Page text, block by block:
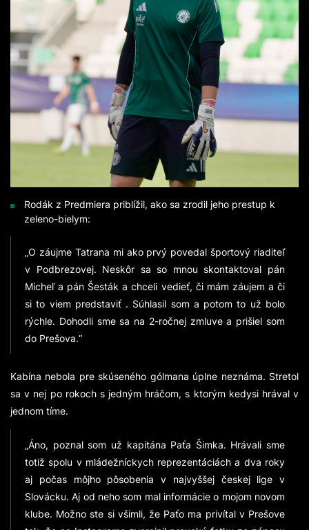
Rodák z Predmiera priblížil, ako sa zrodil jeho prestup k
zeleno-bielym:
„O záujme Tatrana mi ako prvý povedal športový riaditeľ
v Podbrezovej. Neskôr sa so mnou skontaktoval pán
Micheľ a pán Šesták a chceli vedieť, či mám záujem a či
si to viem predstaviť . Súhlasil som a potom to už bolo
rýchle. Dohodli sme sa na 2-ročnej zmluve a prišiel som
do Prešova.“
Kabína nebola pre skúseného gólmana úplne neznáma. Stretol
sa v nej po rokoch s jedným hráčom, s ktorým kedysi hrával v
jednom tíme.
„Áno, poznal som už kapitána Paťa Šimka. Hrávali sme
totiž spolu v mládežníckych reprezentáciách a dva roky
aj počas môjho pôsobenia v najvyššej českej lige v
Slovácku. Aj od neho som mal informácie o mojom novom
klube. Možno ste si všimli, že Paťo ma privítal v Prešove